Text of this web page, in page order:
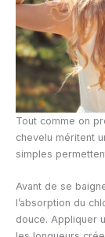
Tout comme on
chevelu méritent
simples
Avant de se
l’absorption du
douce. Appliquer